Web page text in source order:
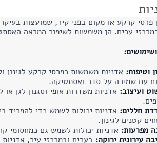
פרסי קרקע או מקום בפני קיר, שמועצות
ערים. הן משמשות לשיפור המראה
וטיפוח: אדניות משמשות כפרסי קרקע לגינון
עם שמירה על סדר ואסתטיקה.
ועיצוב: אדניות משדרות אופי וסגנון לגן
חללים: אדניות יכולות לשמש כדי להפריד
קטנים לגינון.
מפרעות: אדניות יכולות לשמש גם כמחסומי
עירונית ירוקה: בערים ובמרכזי עיר,